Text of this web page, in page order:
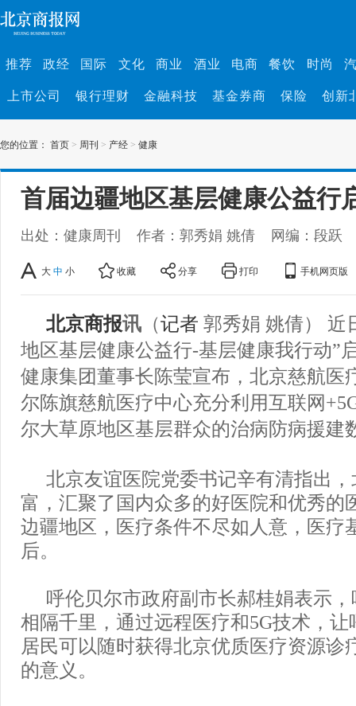
推荐 政经 国际 文化 商业 酒业 电商 餐饮 时尚
上市公司 银行理财 金融科技 基金券商 保险 创新
您的位置： 首页 > 周刊 > 产经 > 健康
首届边疆地区基层健康公益行
出处：健康周刊 作者：郭秀娟 姚倩 网编：段跃
大 中 小 收藏 分享 打印 手机网页版
北京商报讯 （记者 郭秀娟 姚倩） 近
地区基层健康公益行-基层健康我行动”
健康集团董事长陈莹宣布，北京慈航医
尔陈旗慈航医疗中心充分利用互联网
尔大草原地区基层群众的治病防病援建
北京友谊医院党委书记辛有清指出
富，汇聚了国内众多的好医院和优秀的
边疆地区，医疗条件不尽如人意，医疗
后。
呼伦贝尔市政府副市长郝桂娟表示
相隔千里，通过远程医疗和5G技术，
居民可以随时获得北京优质医疗资源诊
的意义。